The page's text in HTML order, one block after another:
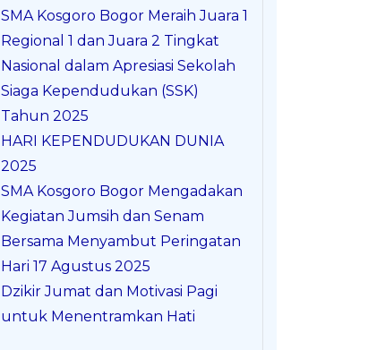
SMA Kosgoro Bogor Meraih Juara 1
Regional 1 dan Juara 2 Tingkat
Nasional dalam Apresiasi Sekolah
Siaga Kependudukan (SSK)
Tahun 2025
HARI KEPENDUDUKAN DUNIA
2025
SMA Kosgoro Bogor Mengadakan
Kegiatan Jumsih dan Senam
Bersama Menyambut Peringatan
Hari 17 Agustus 2025
Dzikir Jumat dan Motivasi Pagi
untuk Menentramkan Hati